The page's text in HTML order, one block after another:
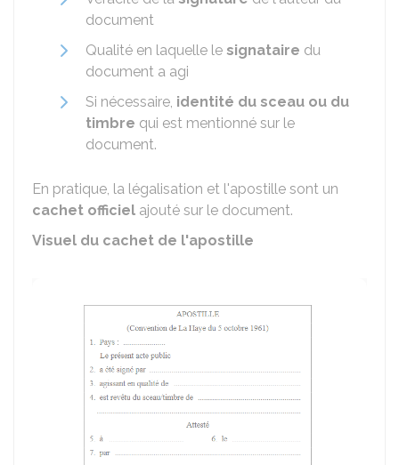
document
Qualité en laquelle le signataire du
document a agi
Si nécessaire, identité du sceau ou du
timbre qui est mentionné sur le
document.
En pratique, la légalisation et l'apostille sont un
cachet officiel ajouté sur le document.
Visuel du cachet de l'apostille